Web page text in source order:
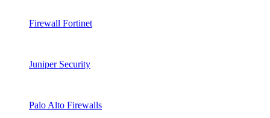
Firewall Fortinet
Juniper Security
Palo Alto Firewalls